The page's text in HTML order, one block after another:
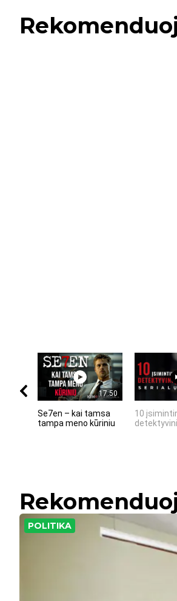
17:50
Se7en – kai tamsa
tampa meno kūriniu
10
POLITIKA